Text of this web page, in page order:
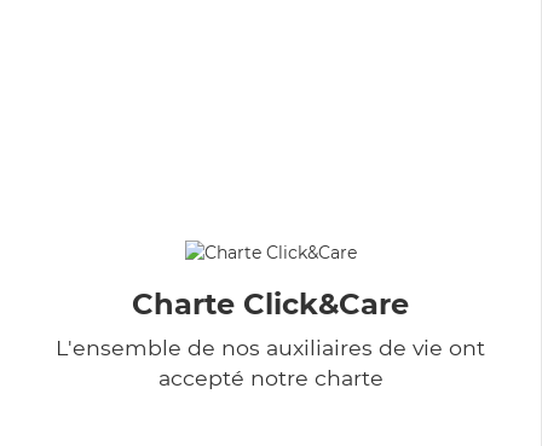
Charte Click&Care
L'ensemble de nos auxiliaires de vie ont
accepté notre charte